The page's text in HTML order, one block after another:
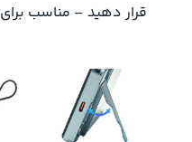
قرار دهید – مناسب